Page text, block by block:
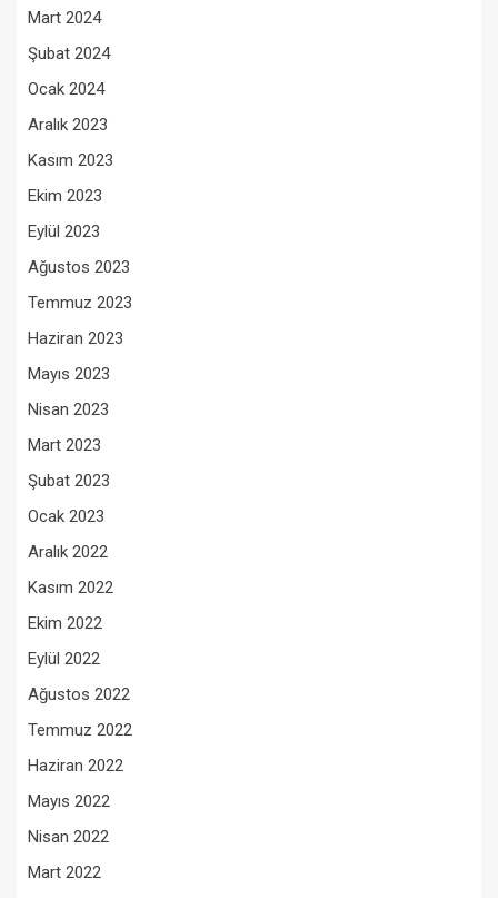
Mart 2024
Şubat 2024
Ocak 2024
Aralık 2023
Kasım 2023
Ekim 2023
Eylül 2023
Ağustos 2023
Temmuz 2023
Haziran 2023
Mayıs 2023
Nisan 2023
Mart 2023
Şubat 2023
Ocak 2023
Aralık 2022
Kasım 2022
Ekim 2022
Eylül 2022
Ağustos 2022
Temmuz 2022
Haziran 2022
Mayıs 2022
Nisan 2022
Mart 2022